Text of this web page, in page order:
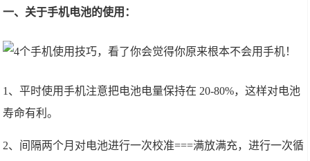
一、关于手机电池的使用：
1、平时使用手机注意把电池电量保持在 20-80%，这样对电池
寿命有利。
2、间隔两个月对电池进行一次校准===满放满充，进行一次循